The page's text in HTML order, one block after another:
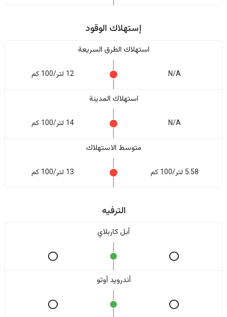
إستهلاك الوقود
استهلاك الطرق السريعة
N/A 12 لتر/100 كم
استهلاك المدينة
N/A 14 لتر/100 كم
متوسط الاستهلاك
5.58 لتر/100 كم 13 لتر/100 كم
الترفيه
أبل كاربلاي
أندرويد أوتو